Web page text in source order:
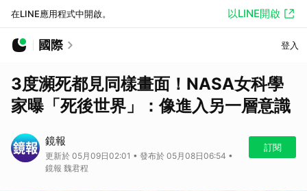
在LINE應用程式中開啟。 以LINE開啟
國際 登入
3度瀕死都見同樣畫面！NASA女科學
家曝「死後世界」：像進入另一層意識
鏡報
更新於 05月09日02:01 • 發布於 05月08日06:54 •
鏡報 魏君程
訂閱